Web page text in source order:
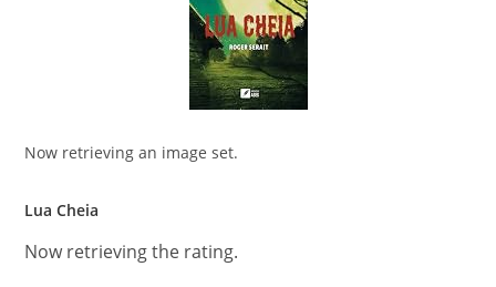
Now retrieving an image set.
Lua Cheia
Now retrieving the rating.